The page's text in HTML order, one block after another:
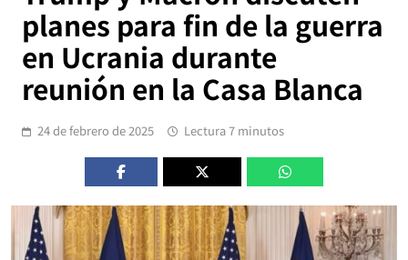
planes para fin de la guerra
en Ucrania durante
reunión en la Casa Blanca
24 de febrero de 2025 Lectura 7 minutos